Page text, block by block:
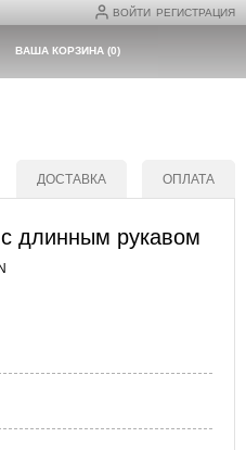
ВОЙТИ РЕГИСТРАЦИЯ
ВАША КОРЗИНА(0)
ДОСТАВКА ОПЛАТА
длинным рукавом